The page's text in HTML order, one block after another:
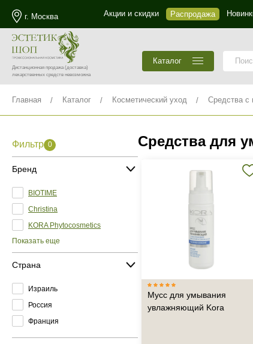
г. Москва Акции и скидки Распродажа
Дистанционная продажа(доставка)
лекарственных средств невозможна
Каталог
Главная Каталог Косметический уход Средства с
Фильтр 0
Бренд
BIOTIME
Christina
KORA Phytocosmetics
Показать еще
Страна
Израиль
Россия
Франция
Средства для
Мусс для умывания
увлажняющий Kora